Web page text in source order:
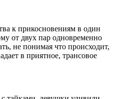
к прикосновениям в один
от двух пар одновременно
не понимая что происходит,
в приятное, трансовое